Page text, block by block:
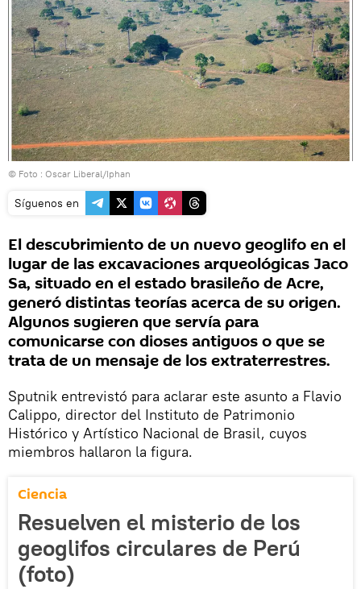
© Foto : Oscar Liberal/Iphan
Síguenos en
El descubrimiento de un nuevo geoglifo en el
lugar de las excavaciones arqueológicas Jaco
Sa, situado en el estado brasileño de Acre,
generó distintas teorías acerca de su origen.
Algunos sugieren que servía para
comunicarse con dioses antiguos o que se
trata de un mensaje de los extraterrestres.
Sputnik entrevistó para aclarar este asunto a Flavio
Calippo, director del Instituto de Patrimonio
Histórico y Artístico Nacional de Brasil, cuyos
miembros hallaron la figura.
Ciencia
Resuelven el misterio de los
geoglifos circulares de Perú
(foto)